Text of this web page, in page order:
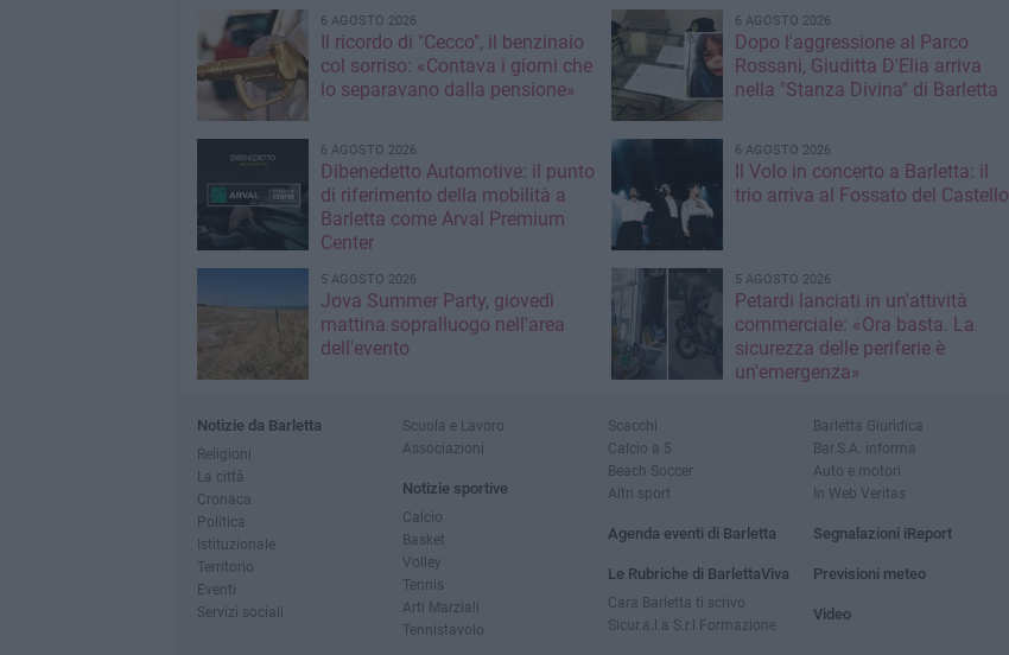
6 AGOSTO 2026
Il ricordo di "Cecco", il benzinaio
col sorriso: «Contava i giorni che
lo separavano dalla pensione»
6 AGOSTO 2026
Dopo l'aggressione al Parco
Rossani, Giuditta D'Elia arriva
nella "Stanza Divina" di Barletta
6 AGOSTO 2026
Dibenedetto Automotive: il punto
di riferimento della mobilità a
Barletta come Arval Premium
Center
6 AGOSTO 2026
Il Volo in concerto a Barletta: il
trio arriva al Fossato del Castello
5 AGOSTO 2026
Jova Summer Party, giovedì
mattina sopralluogo nell'area
dell'evento
5 AGOSTO 2026
Petardi lanciati in un'attività
commerciale: «Ora basta. La
sicurezza delle periferie è
un'emergenza»
Notizie da Barletta
Religioni
La città
Cronaca
Politica
Istituzionale
Territorio
Eventi
Servizi sociali
Scuola e Lavoro
Associazioni
Notizie sportive
Calcio
Basket
Volley
Tennis
Arti Marziali
Tennistavolo
Scacchi
Calcio a 5
Beach Soccer
Altri sport
Agenda eventi di Barletta
Le Rubriche di BarlettaViva
Cara Barletta ti scrivo
Sicur.a.l.a S.r.l Formazione
Barletta Giuridica
Bar.S.A. informa
Auto e motori
In Web Veritas
Segnalazioni iReport
Previsioni meteo
Video